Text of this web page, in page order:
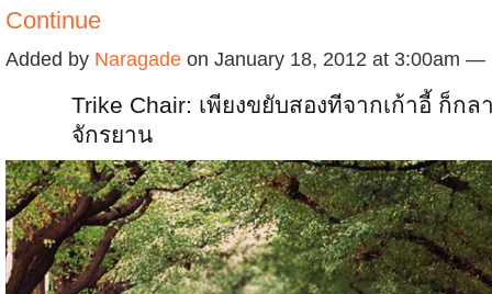
Continue
Added by Naragade on January 18, 2012 at 3:00am —
Trike Chair: เพียงขยับสองทีจากเก้าอี้ ก็กล
จักรยาน